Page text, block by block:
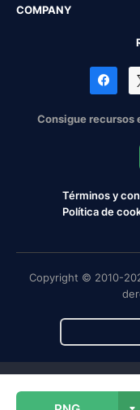
COMPANY
Consigue recursos
Términos y
Política de
Copyright © 2010-